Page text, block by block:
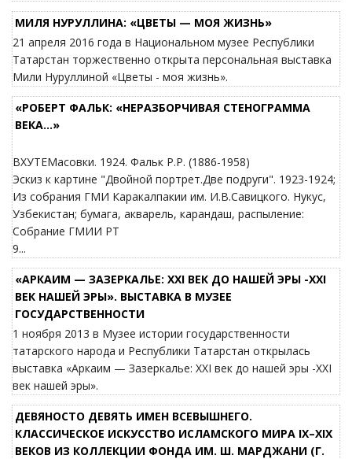
МИЛЯ НУРУЛЛИНА: «ЦВЕТЫ — МОЯ ЖИЗНЬ»
21 апреля 2016 года в Национальном музее Республики
Татарстан торжественно открыта персональная выставка
Мили Нуруллиной «Цветы - моя жизнь».
«РОБЕРТ ФАЛЬК: «НЕРАЗБОРЧИВАЯ СТЕНОГРАММА
ВЕКА…»
ВХУТЕМасовки. 1924. Фальк Р.Р. (1886-1958)
Эскиз к картине "Двойной портрет.Две подруги". 1923-1924;
Из собрания ГМИ Каракалпакии им. И.В.Савицкого. Нукус,
Узбекистан; бумага, акварель, карандаш, распыление:
Собрание ГМИИ РТ
9...
«АРКАИМ — ЗАЗЕРКАЛЬЕ: XXI ВЕК ДО НАШЕЙ ЭРЫ -XXI
ВЕК НАШЕЙ ЭРЫ». ВЫСТАВКА В МУЗЕЕ
ГОСУДАРСТВЕННОСТИ
1 ноября 2013 в Музее истории государственности
татарского народа и Республики Татарстан открылась
выставка «Аркаим — Зазеркалье: XXI век до нашей эры -XXI
век нашей эры».
ДЕВЯНОСТО ДЕВЯТЬ ИМЕН ВСЕВЫШНЕГО.
КЛАССИЧЕСКОЕ ИСКУССТВО ИСЛАМСКОГО МИРА IX–XIX
ВЕКОВ ИЗ КОЛЛЕКЦИИ ФОНДА ИМ. Ш. МАРДЖАНИ (Г.